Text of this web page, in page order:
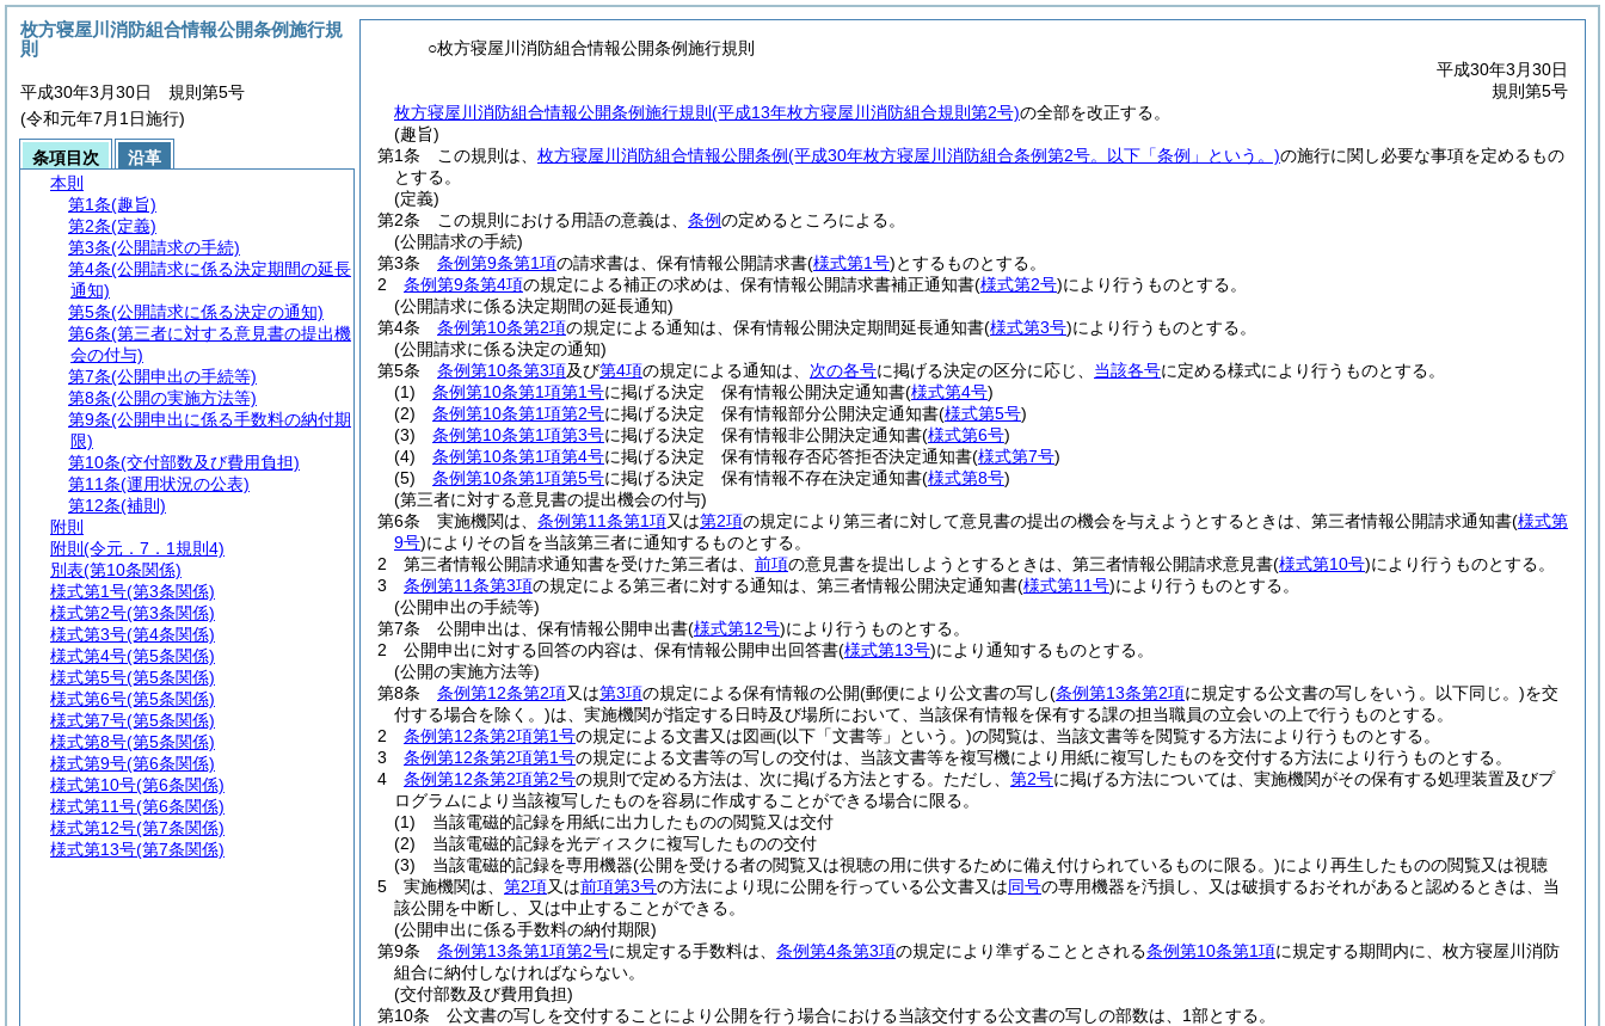
○枚方寝屋川消防組合情報公開条例施行規則
平成30年3月30日
規則第5号
枚方寝屋川消防組合情報公開条例施行規則(平成13年枚方寝屋川消防組合規則第2号)の全部を改正する。
(趣旨)
第1条
この規則は、 枚方寝屋川消防組合情報公開条例(平成30年枚方寝屋川消防組合条例第2号。以下「条例」という。)の施行に関し必要な事項を定めるもの
とする。
(定義)
第2条
この規則における用語の意義は、 条例の定めるところによる。
(公開請求の手続)
第3条
条例第9条第1項の請求書は、保有情報公開請求書(様式第1号)とするものとする。
2
条例第9条第4項の規定による補正の求めは、保有情報公開請求書補正通知書(様式第2号)により行うものとする。
(公開請求に係る決定期間の延長通知)
第4条
条例第10条第2項の規定による通知は、保有情報公開決定期間延長通知書(様式第3号)により行うものとする。
(公開請求に係る決定の通知)
第5条
条例第10条第3項及び第4項の規定による通知は、 次の各号に掲げる決定の区分に応じ、 当該各号に定める様式により行うものとする。
(1)
条例第10条第1項第1号に掲げる決定 保有情報公開決定通知書(様式第4号)
(2)
条例第10条第1項第2号に掲げる決定 保有情報部分公開決定通知書(様式第5号)
(3)
条例第10条第1項第3号に掲げる決定 保有情報非公開決定通知書(様式第6号)
(4)
条例第10条第1項第4号に掲げる決定 保有情報存否応答拒否決定通知書(様式第7号)
(5)
条例第10条第1項第5号に掲げる決定 保有情報不存在決定通知書(様式第8号)
(第三者に対する意見書の提出機会の付与)
第6条
実施機関は、 条例第11条第1項又は第2項の規定により第三者に対して意見書の提出の機会を与えようとするときは、第三者情報公開請求通知書(様式第
9号)によりその旨を当該第三者に通知するものとする。
2
第三者情報公開請求通知書を受けた第三者は、 前項の意見書を提出しようとするときは、第三者情報公開請求意見書(様式第10号)により行うものとする。
3
条例第11条第3項の規定による第三者に対する通知は、第三者情報公開決定通知書(様式第11号)により行うものとする。
(公開申出の手続等)
第7条
公開申出は、保有情報公開申出書(様式第12号)により行うものとする。
2
公開申出に対する回答の内容は、保有情報公開申出回答書(様式第13号)により通知するものとする。
(公開の実施方法等)
第8条
条例第12条第2項又は第3項の規定による保有情報の公開(郵便により公文書の写し(条例第13条第2項に規定する公文書の写しをいう。以下同じ。)を交
付する場合を除く。)は、実施機関が指定する日時及び場所において、当該保有情報を保有する課の担当職員の立会いの上で行うものとする。
2
条例第12条第2項第1号の規定による文書又は図画(以下「文書等」という。)の閲覧は、当該文書等を閲覧する方法により行うものとする。
3
条例第12条第2項第1号の規定による文書等の写しの交付は、当該文書等を複写機により用紙に複写したものを交付する方法により行うものとする。
4
条例第12条第2項第2号の規則で定める方法は、次に掲げる方法とする。 ただし、 第2号に掲げる方法については、実施機関がその保有する処理装置及びプ
ログラムにより当該複写したものを容易に作成することができる場合に限る。
(1)
当該電磁的記録を用紙に出力したものの閲覧又は交付
(2)
当該電磁的記録を光ディスクに複写したものの交付
(3)
当該電磁的記録を専用機器(公開を受ける者の閲覧又は視聴の用に供するために備え付けられているものに限る。)により再生したものの閲覧又は視聴
5
実施機関は、 第2項又は前項第3号の方法により現に公開を行っている公文書又は同号の専用機器を汚損し、又は破損するおそれがあると認めるときは、当
該公開を中断し、又は中止することができる。
(公開申出に係る手数料の納付期限)
第9条
条例第13条第1項第2号に規定する手数料は、 条例第4条第3項の規定により準ずることとされる条例第10条第1項に規定する期間内に、枚方寝屋川消防
組合に納付しなければならない。
(交付部数及び費用負担)
第10条
公文書の写しを交付することにより公開を行う場合における当該交付する公文書の写しの部数は、1部とする。
枚方寝屋川消防組合情報公開条例施行規
則
平成30年3月30日 規則第5号
(令和元年7月1日施行)
条項目次
沿革
本則
第1条(趣旨)
第2条(定義)
第3条(公開請求の手続)
第4条(公開請求に係る決定期間の延長
通知)
第5条(公開請求に係る決定の通知)
第6条(第三者に対する意見書の提出機
会の付与)
第7条(公開申出の手続等)
第8条(公開の実施方法等)
第9条(公開申出に係る手数料の納付期
限)
第10条(交付部数及び費用負担)
第11条(運用状況の公表)
第12条(補則)
附則
附則 (令元．7．1規則4)
別表(第10条関係)
様式第1号(第3条関係)
様式第2号(第3条関係)
様式第3号(第4条関係)
様式第4号(第5条関係)
様式第5号(第5条関係)
様式第6号(第5条関係)
様式第7号(第5条関係)
様式第8号(第5条関係)
様式第9号(第6条関係)
様式第10号(第6条関係)
様式第11号(第6条関係)
様式第12号(第7条関係)
様式第13号(第7条関係)